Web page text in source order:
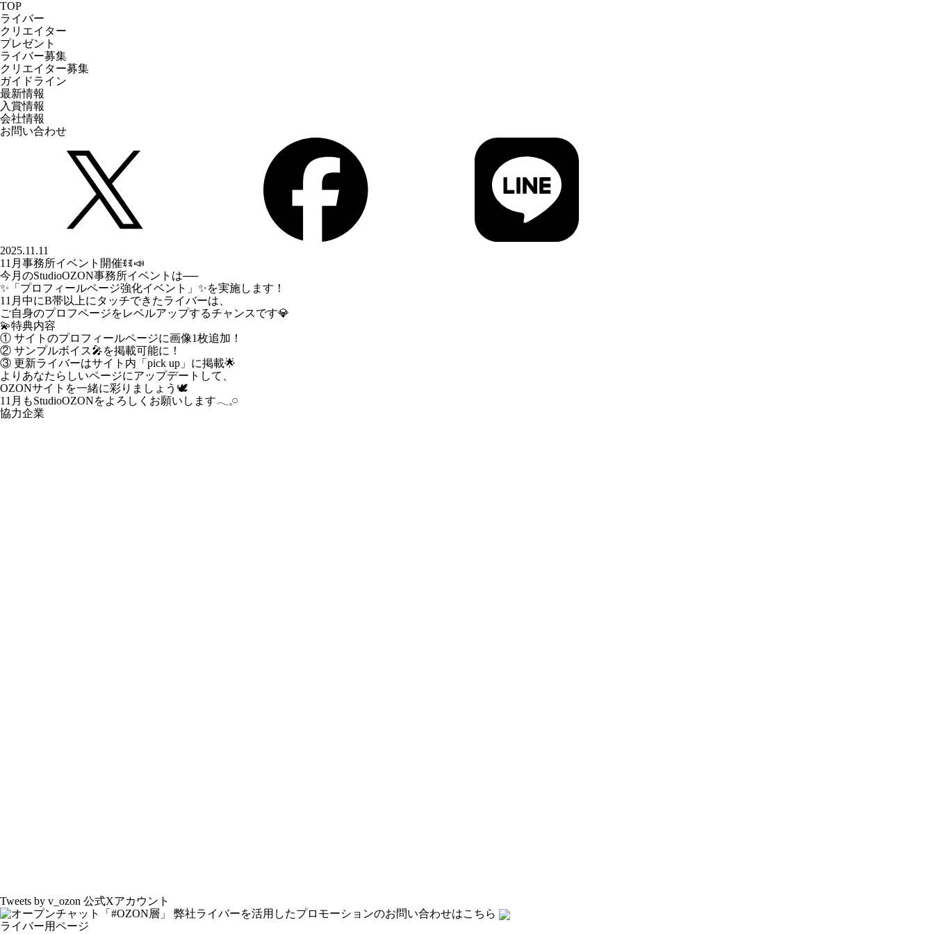
TOP
ライバー
クリエイター
プレゼント
ライバー募集
クリエイター募集
ガイドライン
最新情報
入賞情報
会社情報
お問い合わせ
2025.11.11
11月事務所イベント開催ꉂꉂ📣
今月のStudioOZON事務所イベントは──
✨「プロフィールページ強化イベント」✨を実施します！
11月中にB帯以上にタッチできたライバーは、
ご自身のプロフページをレベルアップ‎するチャンスです💎
💫特典内容
① サイトのプロフィールページに画像1枚追加！
② サンプルボイス🎤を掲載可能に！
③ 更新ライバーはサイト内「pick up」に掲載🌟
よりあなたらしいページにアップデートして、
OZONサイトを一緒に彩りましょう🕊️
11月もStudioOZONをよろしくお願いします𓂃𓈒𓏸
協力企業
Tweets by v_ozon 公式Xアカウント
弊社ライバーを活用したプロモーションのお問い合わせはこちら
ライバー用ページ